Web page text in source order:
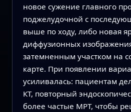
новое сужение главного
поджелудочной с
выше по ходу, либо новая
диффузионных
затемненным участком на
карте. При появлении
усиливалась: пациентам
КТ, повторный
более частые МРТ, чтобы